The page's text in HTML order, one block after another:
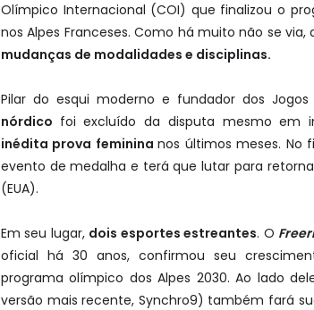
Olímpico Internacional (COI) que finalizou o
nos Alpes Franceses. Como há muito não se via,
mudanças de modalidades e disciplinas.
Pilar do esqui moderno e fundador dos
nórdico foi excluído da disputa mesmo em
inédita prova femininanos últimos meses. No
evento de medalha e terá que lutar para
(EUA).
Em seu lugar, dois esportes estreantes. O
oficial há 30 anos, confirmou seu
programa olímpico dos Alpes 2030. Ao lado
versão mais recente, Synchro9) também fará